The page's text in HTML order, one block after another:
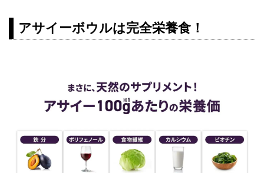
アサイーボウルは完全栄養食！